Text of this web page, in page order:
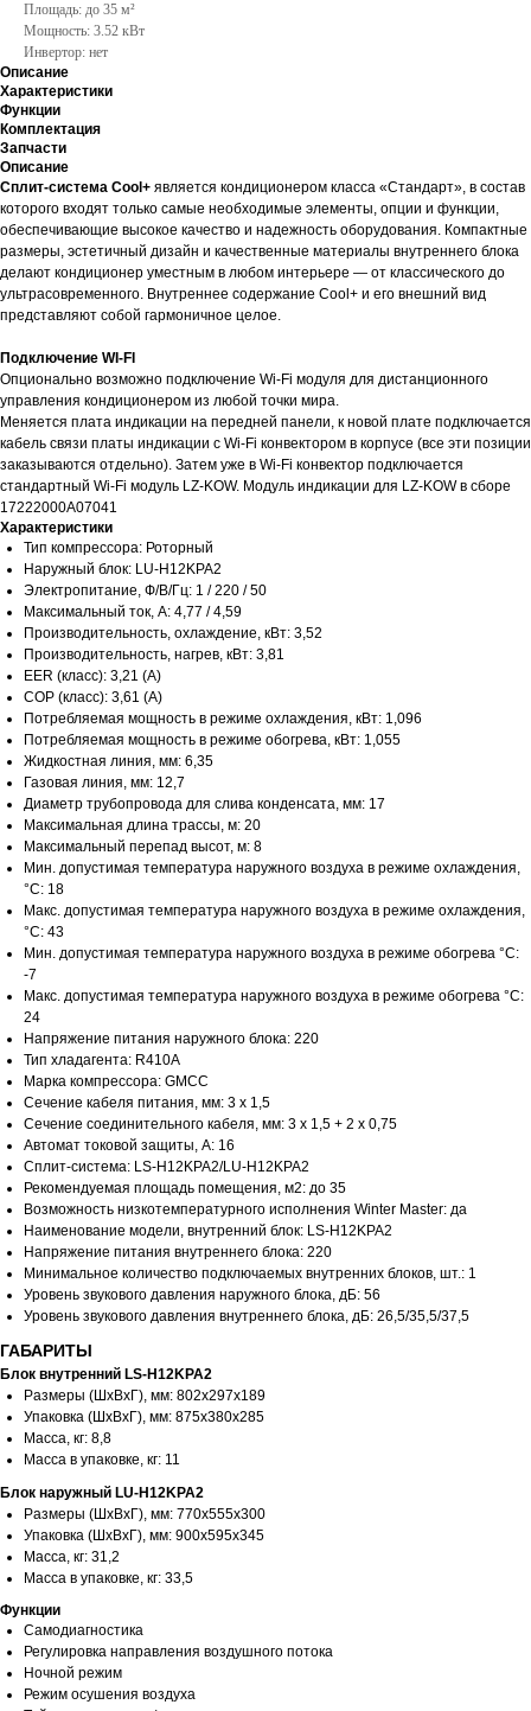
Площадь: до 35 м²
Мощность: 3.52 кВт
Инвертор: нет
Описание
Характеристики
Функции
Комплектация
Запчасти
Описание
Сплит-система Cool+ является кондиционером класса «Стандарт», в состав
которого входят только самые необходимые элементы, опции и функции,
обеспечивающие высокое качество и надежность оборудования. Компактные
размеры, эстетичный дизайн и качественные материалы внутреннего блока
делают кондиционер уместным в любом интерьере — от классического до
ультрасовременного. Внутреннее содержание Cool+ и его внешний вид
представляют собой гармоничное целое.
Подключение WI-FI
Опционально возможно подключение Wi-Fi модуля для дистанционного
управления кондиционером из любой точки мира.
Меняется плата индикации на передней панели, к новой плате подключается
кабель связи платы индикации с Wi-Fi конвектором в корпусе (все эти позиции
заказываются отдельно). Затем уже в Wi-Fi конвектор подключается
стандартный Wi-Fi модуль LZ-KOW. Модуль индикации для LZ-KOW в сборе
17222000A07041
Характеристики
Тип компрессора: Роторный
Наружный блок: LU-H12KPA2
Электропитание, Ф/В/Гц: 1 / 220 / 50
Максимальный ток, А: 4,77 / 4,59
Производительность, охлаждение, кВт: 3,52
Производительность, нагрев, кВт: 3,81
EER (класс): 3,21 (A)
COP (класс): 3,61 (A)
Потребляемая мощность в режиме охлаждения, кВт: 1,096
Потребляемая мощность в режиме обогрева, кВт: 1,055
Жидкостная линия, мм: 6,35
Газовая линия, мм: 12,7
Диаметр трубопровода для слива конденсата, мм: 17
Максимальная длина трассы, м: 20
Максимальный перепад высот, м: 8
Мин. допустимая температура наружного воздуха в режиме охлаждения,
°С: 18
Макс. допустимая температура наружного воздуха в режиме охлаждения,
°С: 43
Мин. допустимая температура наружного воздуха в режиме обогрева °С:
-7
Макс. допустимая температура наружного воздуха в режиме обогрева °С:
24
Напряжение питания наружного блока: 220
Тип хладагента: R410A
Марка компрессора: GMCC
Сечение кабеля питания, мм: 3 х 1,5
Сечение соединительного кабеля, мм: 3 х 1,5 + 2 х 0,75
Автомат токовой защиты, A: 16
Сплит-система: LS-H12KPA2/LU-H12KPA2
Рекомендуемая площадь помещения, м2: до 35
Возможность низкотемпературного исполнения Winter Master: да
Наименование модели, внутренний блок: LS-H12KPA2
Напряжение питания внутреннего блока: 220
Минимальное количество подключаемых внутренних блоков, шт.: 1
Уровень звукового давления наружного блока, дБ: 56
Уровень звукового давления внутреннего блока, дБ: 26,5/35,5/37,5
ГАБАРИТЫ
Блок внутренний LS-H12KPA2
Размеры (ШхВхГ), мм: 802x297x189
Упаковка (ШхВхГ), мм: 875x380x285
Масса, кг: 8,8
Масса в упаковке, кг: 11
Блок наружный LU-H12KPA2
Размеры (ШхВхГ), мм: 770x555x300
Упаковка (ШхВхГ), мм: 900x595x345
Масса, кг: 31,2
Масса в упаковке, кг: 33,5
Функции
Самодиагностика
Регулировка направления воздушного потока
Ночной режим
Режим осушения воздуха